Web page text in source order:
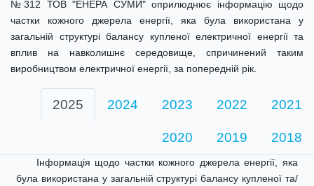
№312 ТОВ "ЕНЕРА СУМИ" оприлюднює інформацію щодо
частки кожного джерела енергії, яка була використана у
загальній структурі балансу купленої електричної енергії та
вплив на навколишнє середовище, спричинений таким
виробництвом електричної енергії, за попередній рік.
2025 2024 2023 2022 2021
2020 2019 2018
Інформація щодо частки кожного джерела енергії, яка
була використана у загальній структурі балансу купленої та/